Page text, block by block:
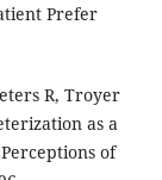
Prefer
R, Troyer
as a
of